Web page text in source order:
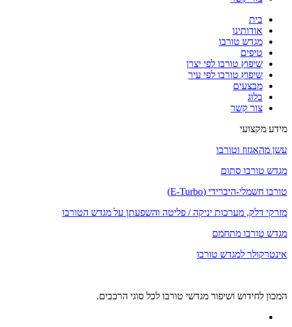
בית
אודותינו
מגדש טורבו
טיפים
שיפוץ טורבו לפי יצרן
שיפוץ טורבו לפי עיר
מבצעים
בלוג
צור קשר
מידע מקצועי
עשן מהאגזוז וטורבו
מגדש טורבו סתום
טורבו חשמלי-היברידי (E-Turbo)
מזרקי דלק, מערכות יניקה / פליטה והשפעתן על מגדש הטורבו
מגדש טורבו מתחמם
אינטרקולר למגדש טורבו
המכון לחידוש ושיפור מגדשי טורבו לכל סוגי הרכבים.